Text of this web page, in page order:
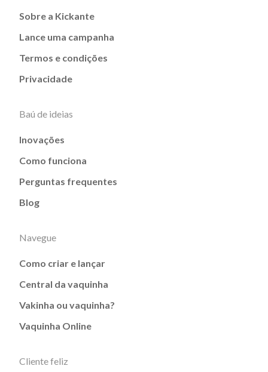
Sobre a Kickante
Lance uma campanha
Termos e condições
Privacidade
Baú de ideias
Inovações
Como funciona
Perguntas frequentes
Blog
Navegue
Como criar e lançar
Central da vaquinha
Vakinha ou vaquinha?
Vaquinha Online
Cliente feliz